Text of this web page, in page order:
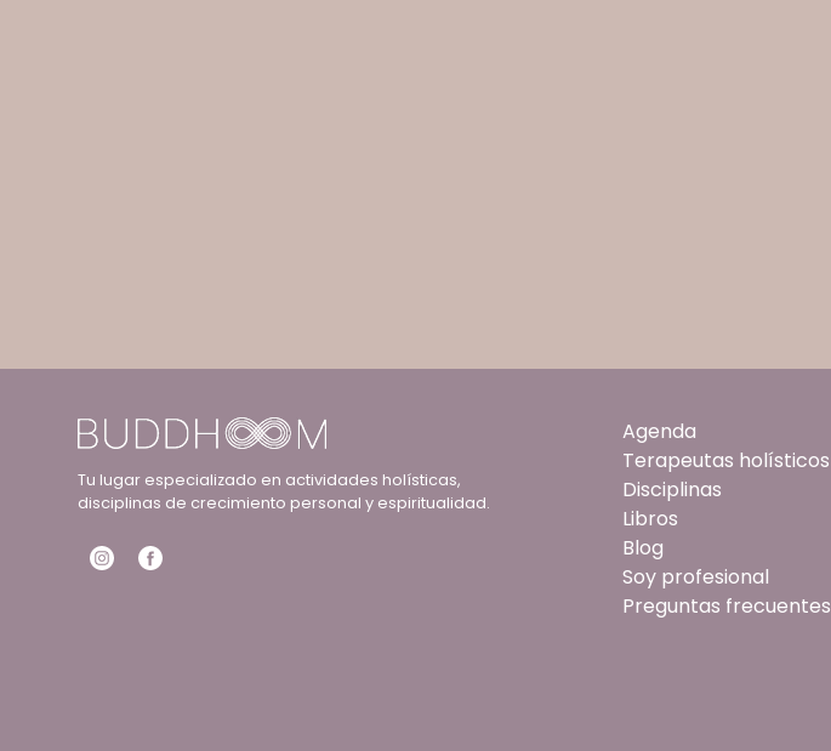
Tu lugar especializado en actividades holísticas,
disciplinas de crecimiento personal y espiritualidad.
Agenda
Terapeutas holísticos
Disciplinas
Libros
Blog
Soy profesional
Preguntas frecuentes